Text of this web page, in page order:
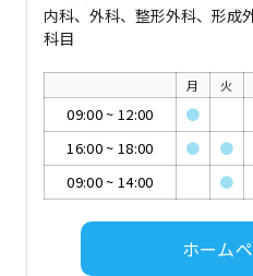
内科、外科、整形外科、形成
科目
月 火
09:00~ 12:00 ●
16:00~ 18:00 ● ●
09:00~ 14:00 ●
ホーム